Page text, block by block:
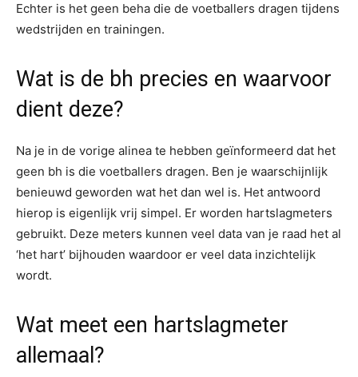
Echter is het geen beha die de voetballers dragen tijdens
wedstrijden en trainingen.
Wat is de bh precies en waarvoor
dient deze?
Na je in de vorige alinea te hebben geïnformeerd dat het
geen bh is die voetballers dragen. Ben je waarschijnlijk
benieuwd geworden wat het dan wel is. Het antwoord
hierop is eigenlijk vrij simpel. Er worden hartslagmeters
gebruikt. Deze meters kunnen veel data van je raad het al
‘het hart’ bijhouden waardoor er veel data inzichtelijk
wordt.
Wat meet een hartslagmeter
allemaal?